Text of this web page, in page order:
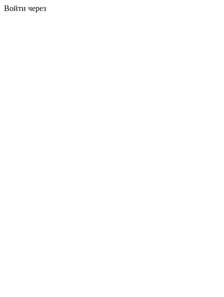
Войти через